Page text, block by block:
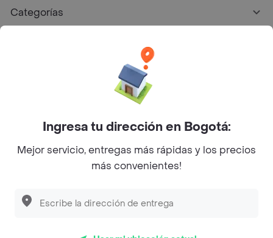
Categorías
Facebook
Twitter
Instagram
©2026Rappi Inc. All rights reserved.
Ingresa tu dirección en Bogotá:
Mejor servicio, entregas más rápidas y los precios
más convenientes!